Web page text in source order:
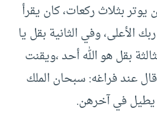
يوتر بثلاث ركعات، كان يقرأ
الأعلى، وفي الثانية بقل يا
بقل هو الله أحد ،ويقنت
عند فراغه: سبحان الملك
في آخرهن.